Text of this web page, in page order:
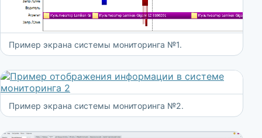
Пример экрана системы мониторинга №1.
Пример экрана системы мониторинга №2.